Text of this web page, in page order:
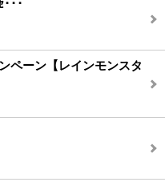
･･
ペーン【レインモンスタ